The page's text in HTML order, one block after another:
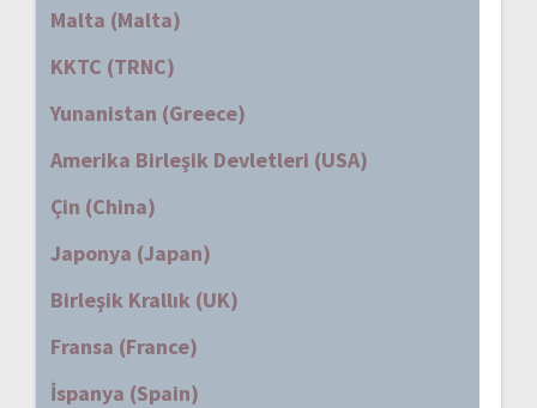
Malta (Malta)
KKTC (TRNC)
Yunanistan (Greece)
Amerika Birleşik Devletleri (USA)
Çin (China)
Japonya (Japan)
Birleşik Krallık (UK)
Fransa (France)
İspanya (Spain)